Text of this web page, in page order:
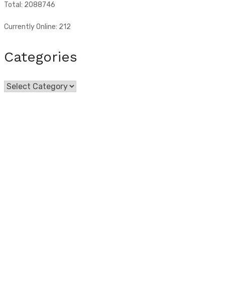
Total: 2088746
Currently Online: 212
Categories
Categories